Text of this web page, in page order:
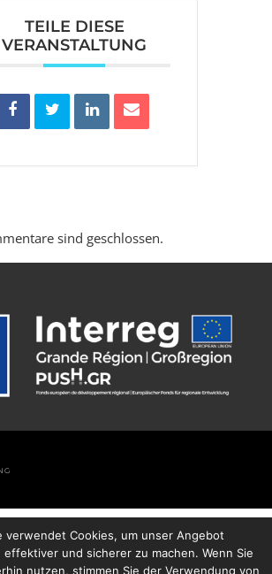
TEILE DIESE
VERANSTALTUNG
sind geschlossen.
verwendet Cookies, um unser Angebot
und sicherer zu machen. Wenn Sie
nutzen, stimmen Sie der Verwendung von